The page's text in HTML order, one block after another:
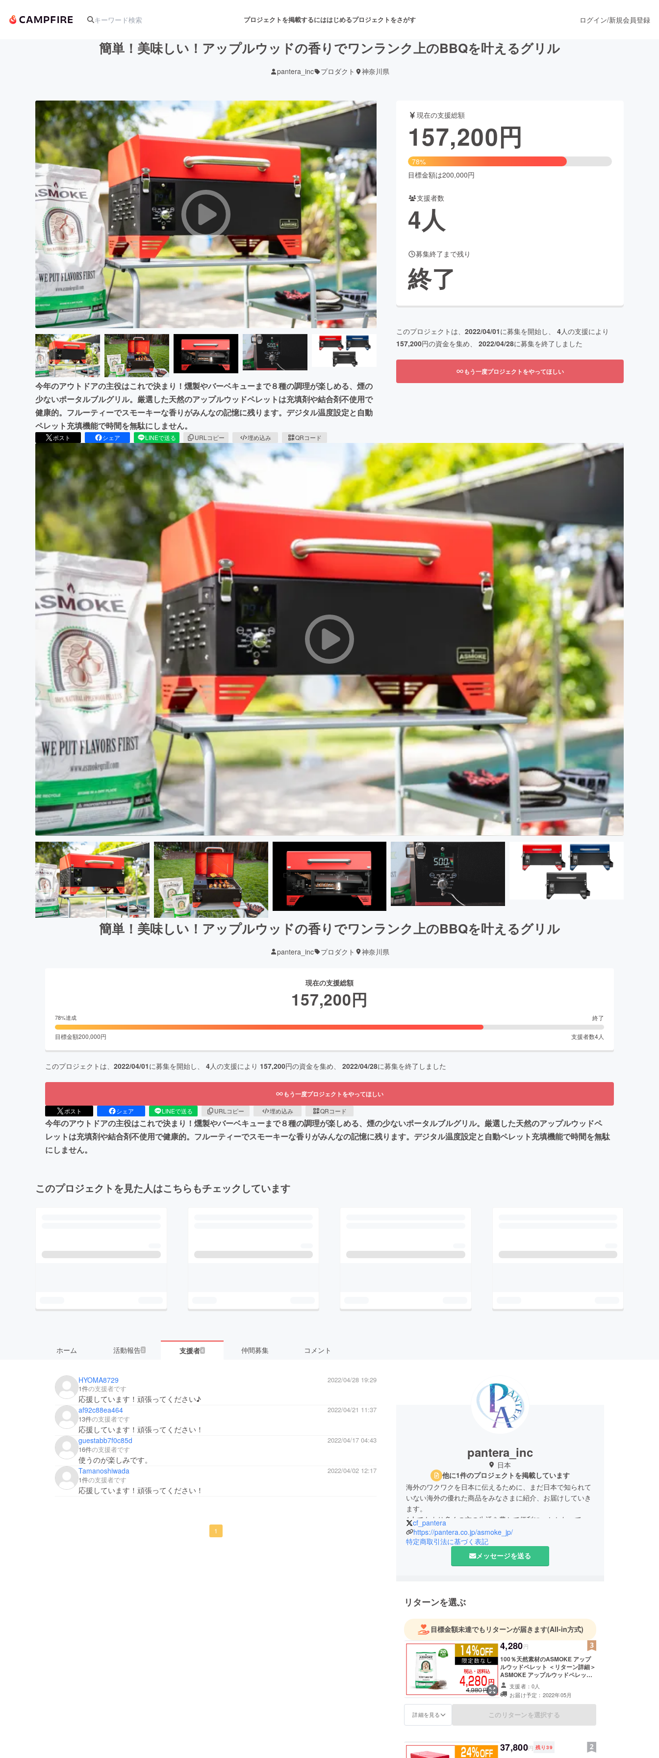
プロジェクトを掲載するにははじめるプロジェクトをさがす
アート・写真 音楽 舞台・パフォーマンス
テクノロジー・ガジェット ゲーム・サービス開発 フード・飲食店 ファッション
映像・映画 書籍・雑誌出版 アニメ・漫画
ビジネス・起業 ビューティー・ヘルスケア
まちづくり・地域活性化
CAMPFIRE for Social GoodCAMPFIRE Creation
CAMPFIREふるさと納税machi-yaコミュニティ
ログイン/新規会員登録
簡単！美味しい！アップルウッドの香りでワンランク上のBBQを叶えるグリル
pantera_inc プロダクト 神奈川県
今年のアウトドアの主役はこれで決まり！燻製やバーベキューまで８種の調理が楽しめる、煙の
少ないポータルブルグリル。厳選した天然のアップルウッドペレットは充填剤や結合剤不使用で
健康的。フルーティーでスモーキーな香りがみんなの記憶に残ります。デジタル温度設定と自動
ペレット充填機能で時間を無駄にしません。
ポスト シェア LINEで送る URLコピー 埋め込み QRコード
現在の支援総額
157,200円
78%
目標金額は200,000円
支援者数
4人
募集終了まで残り
終了
このプロジェクトは、 2022/04/01に募集を開始し、 4人の支援により
157,200円の資金を集め、 2022/04/28に募集を終了しました
もう一度プロジェクトをやってほしい
簡単！美味しい！アップルウッドの香りでワンランク上のBBQを叶えるグリル
pantera_inc プロダクト 神奈川県
現在の支援総額
157,200円
78%達成 終了
目標金額200,000円 支援者数4人
このプロジェクトは、 2022/04/01に募集を開始し、 4人の支援により 157,200円の資金を集め、 2022/04/28に募集を終了しました
もう一度プロジェクトをやってほしい
ポスト シェア LINEで送る URLコピー 埋め込み QRコード
今年のアウトドアの主役はこれで決まり！燻製やバーベキューまで８種の調理が楽しめる、煙の少ないポータルブルグリル。厳選した天然のアップルウッドペ
レットは充填剤や結合剤不使用で健康的。フルーティーでスモーキーな香りがみんなの記憶に残ります。デジタル温度設定と自動ペレット充填機能で時間を無駄
にしません。
このプロジェクトを見た人はこちらもチェックしています
ホーム 活動報告2 支援者4 仲間募集 コメント
HYOMA8729
2022/04/28 19:29
1件の支援者です
応援しています！頑張ってください♪
af92c88ea464
2022/04/21 11:37
13件の支援者です
応援しています！頑張ってください！
guestabb7f0c85d
2022/04/17 04:43
16件の支援者です
使うのが楽しみです。
Tamanoshiwada
2022/04/02 12:17
1件の支援者です
応援しています！頑張ってください！
1
pantera_inc
日本
他に1件のプロジェクトを掲載しています
海外のワクワクを日本に伝えるために、まだ日本で知られて
いない海外の優れた商品をみなさまに紹介、お届けしていき
ます。
1人でもより多くの方の生活を豊かで便利に、かかわってい
ただける皆様を笑顔にできるよう精一杯取り組んで参りま
す。よろしくお願い致します。
cf_pantera
https://pantera.co.jp/asmoke_jp/
特定商取引法に基づく表記
メッセージを送る
リターンを選ぶ
目標金額未達でもリターンが届きます(All-in方式)
4,280円
100％天然素材のASMOKE アップ
ルウッドペレット ＜リターン詳細＞
ASMOKE アップルウッドペレット
9kg （20lbs ） ＜内容物＞ ・
ASMOKE アップルウッドペレット
9kg ✕ 1袋 ＜一般販売予定価格＞
4,980円（税込み） ※ 送料・消費税
込みの価格となります。
支援者：0人
お届け予定：2022年05月
詳細を見る このリターンを選択する
37,800円 残り 39